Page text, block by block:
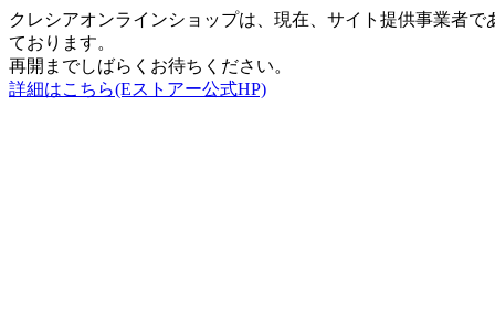
クレシアオンラインショップは、現在、サイト提供事業者
ております。
再開までしばらくお待ちください。
詳細はこちら(Eストアー公式HP)